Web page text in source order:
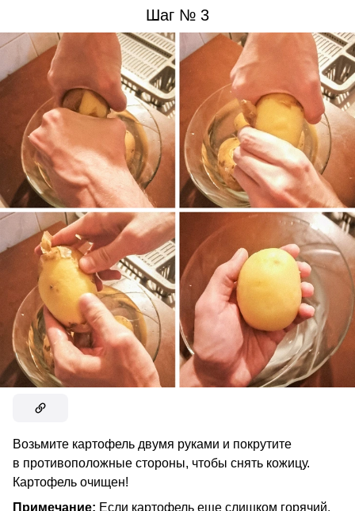
Шаг № 3
Возьмите картофель двумя руками и покрутите
в противоположные стороны, чтобы снять кожицу.
Картофель очищен!
Примечание: Если картофель еще слишком горячий,